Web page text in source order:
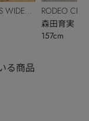
WIDE
RODEO
BOWL
森田育実
157cm
る商品